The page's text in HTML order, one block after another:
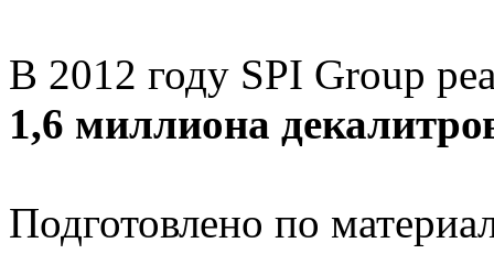
В 2012 году SPI Group
1,6 миллиона
Подготовлено по